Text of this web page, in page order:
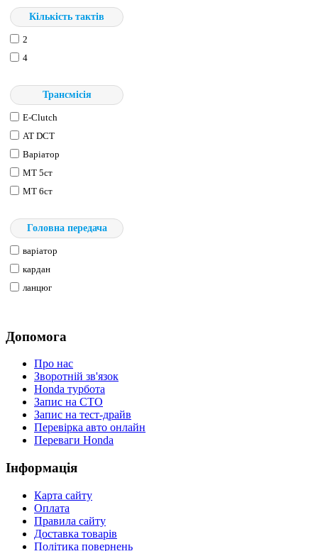
Кількість тактів
2
4
Трансмісія
E-Clutch
АТ DCT
Варіатор
МТ 5ст
МТ 6ст
Головна передача
варіатор
кардан
ланцюг
Допомога
Про нас
Зворотній зв'язок
Honda турбота
Запис на СТО
Запис на тест-драйв
Перевірка авто онлайн
Переваги Honda
Iнформація
Карта сайту
Оплата
Правила сайту
Доставка товарів
Політика повернень